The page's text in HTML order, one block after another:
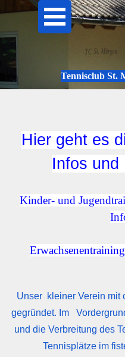
Tennisclub St.
Hier geht es
Infos und
Kinder- und
Unser kleiner Verein mit
gegründet. Im
und die Verbreitung des
Tennisplätze im